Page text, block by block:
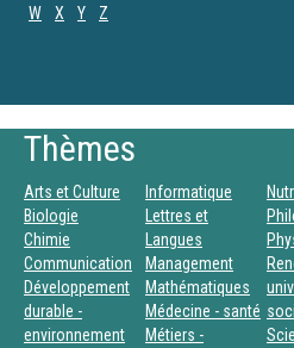
W
X Y Z
Thèmes
Arts et Culture
Biologie
Chimie
Communication
Développement
durable -
environnement
Informatique
Lettres et
Langues
Management
Mathématiques
Médecine - santé
Métiers -